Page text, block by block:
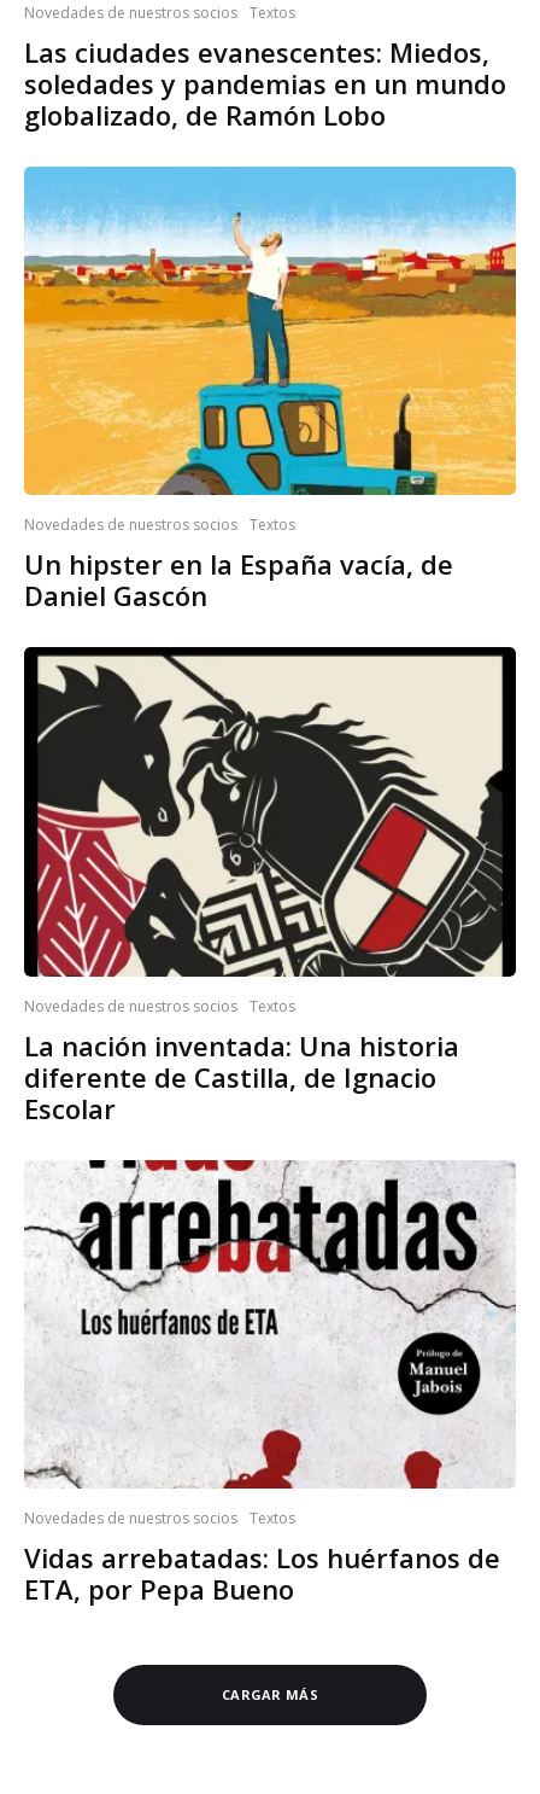
Novedades de nuestros socios Textos
Las ciudades evanescentes: Miedos,
soledades y pandemias en un mundo
globalizado, de Ramón Lobo
Novedades de nuestros socios Textos
Un hipster en la España vacía, de
Daniel Gascón
Novedades de nuestros socios Textos
La nación inventada: Una historia
diferente de Castilla, de Ignacio
Escolar
Novedades de nuestros socios Textos
Vidas arrebatadas: Los huérfanos de
ETA, por Pepa Bueno
CARGAR MÁS